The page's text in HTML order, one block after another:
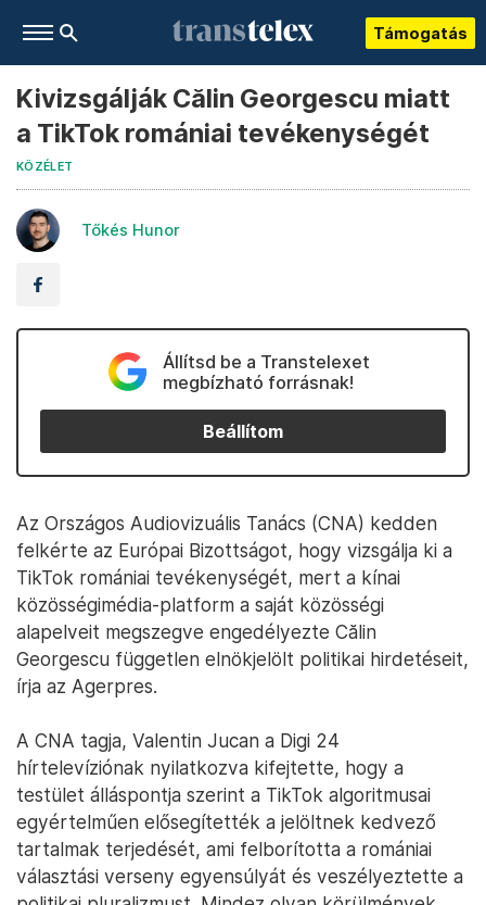
Támogatás
Kivizsgálják Călin Georgescu miatt
a TikTok romániai tevékenységét
KÖZÉLET
Tőkés Hunor
Állítsd be a Transtelexet
megbízható forrásnak!
Beállítom
Az Országos Audiovizuális Tanács (CNA) kedden
felkérte az Európai Bizottságot, hogy vizsgálja ki a
TikTok romániai tevékenységét, mert a kínai
közösségimédia-platform a saját közösségi
alapelveit megszegve engedélyezte Călin
Georgescu független elnökjelölt politikai hirdetéseit,
írja az Agerpres.
A CNA tagja, Valentin Jucan a Digi 24
hírtelevíziónak nyilatkozva kifejtette, hogy a
testület álláspontja szerint a TikTok algoritmusai
egyértelműen elősegítették a jelöltnek kedvező
tartalmak terjedését, ami felborította a romániai
választási verseny egyensúlyát és veszélyeztette a